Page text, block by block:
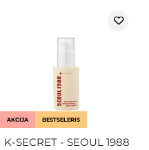
AKCIJA BESTSELERIS
K-SECRET - SEOUL 1988